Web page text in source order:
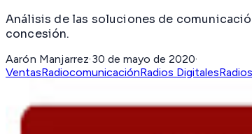
Análisis de las soluciones de
concesión.
Aarón Manjarrez·30 de mayo de 2020·
VentasRadiocomunicaciónRadios DigitalesRadios